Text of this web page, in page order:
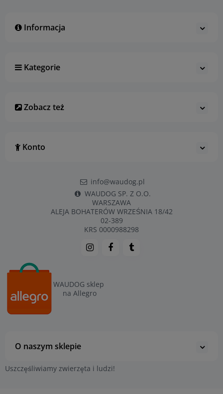
Informacja
Kategorie
Zobacz też
Konto
info@waudog.pl
WAUDOG SP. Z O.O.
WARSZAWA
ALEJA BOHATERÓW WRZEŚNIA 18/42
02-389
KRS 0000988298
WAUDOG sklep
na Allegro
O naszym sklepie
Uszczęśliwiamy zwierzęta i ludzi!